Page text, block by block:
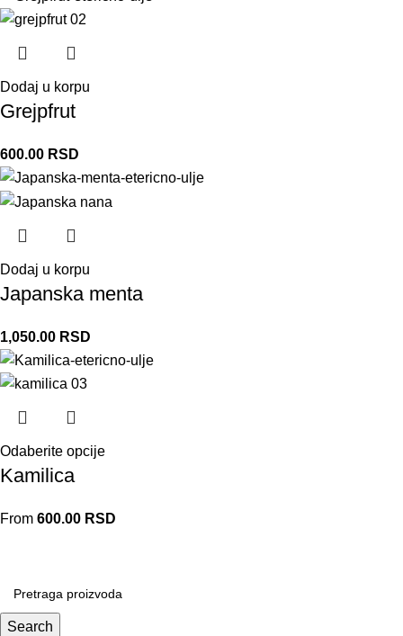
Search
Dodaj u korpu
Grejpfrut
600.00 RSD
Dodaj u korpu
Japanska menta
1,050.00 RSD
Odaberite opcije
Kamilica
From 600.00 RSD